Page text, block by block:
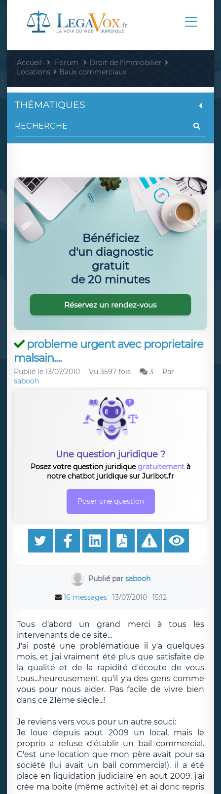
Accueil Forum
Droit de l'immobilier
Locations
Baux commerciaux
probleme urgent avec proprietaire
malsain....
Publié le 13/07/2010 Vu 3597 fois 3
Par
sabooh
Une question juridique ?
Posez votre question juridiquegratuitement à
notre chatbot juridique sur Juribot.fr
Poser une question
Publié par sabooh
16 messages 13/07/2010 15:12
Tous d'abord un grand merci à tous les
intervenants de ce site...
J'ai posté une problématique il y'a quelques
mois, et j'ai vraiment été plus que satisfaite de
la qualité et de la rapidité d'écoute de vous
tous...heureusement qu'il y'a des gens comme
vous pour nous aider. Pas facile de vivre bien
dans ce 21ème siècle...!
Je reviens vers vous pour un autre souci:
Je loue depuis aout 2009 un local, mais le
proprio a refuse d'établir un bail commercial.
C'est une location que mon père avait pour sa
société (lui avait un bail commercial). il a été
place en liquidation judiciaire en aout 2009. j'ai
crée ma boite (même activité) et ai donc repris
THÉMATIQUES
Bénéficiez
d'un diagnostic
gratuit
de 20 minutes
Réservez un rendez-vous